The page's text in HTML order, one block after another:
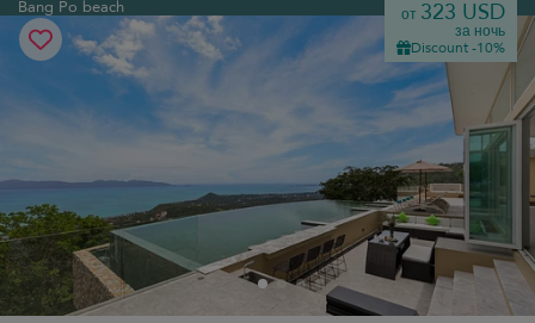
Bang Po beach от 323 USD
за ночь
Discount -10%